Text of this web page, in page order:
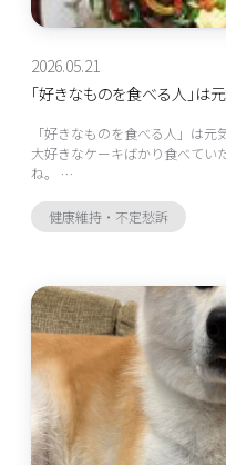
2026.05.21
「好きなものを食べる人」は
「好きなものを食べる人」は元
大好きなケーキばかり食べてい
ね。 …
健康維持・不定愁訴